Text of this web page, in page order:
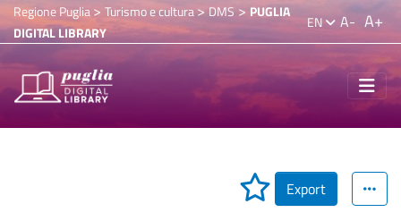
Regione Puglia> Turismo e cultura>DMS > PUGLIA
DIGITAL LIBRARY
EN A- A+
Export